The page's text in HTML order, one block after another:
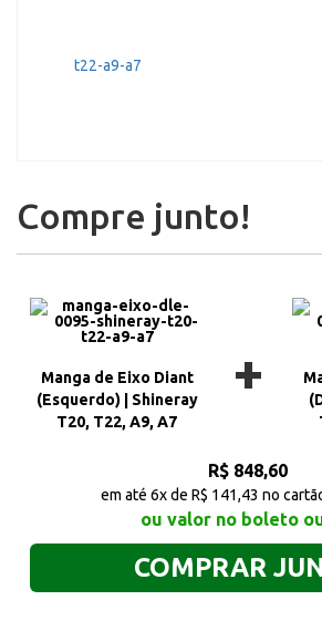
Compre junto!
Manga de Eixo Diant
(Esquerdo) | Shineray
T20, T22, A9, A7
+
R$ 848,60
em até 6x de R$ 141,43 no
ou valor no boleto
COMPRAR